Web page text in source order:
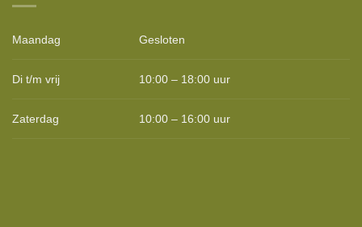
Maandag Gesloten
Di t/m vrij 10:00 – 18:00 uur
Zaterdag 10:00 – 16:00 uur